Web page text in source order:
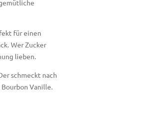
für einen
Wer Zucker
lieben.
schmeckt nach
Vanille.